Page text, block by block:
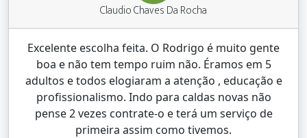
Claudio Chaves Da Rocha
Excelente escolha feita. O Rodrigo é muito gente
boa e não tem tempo ruim não. Éramos em 5
adultos e todos elogiaram a atenção , educação e
profissionalismo. Indo para caldas novas não
pense 2 vezes contrate-o e terá um serviço de
primeira assim como tivemos.